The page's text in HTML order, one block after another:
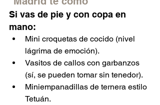
Si vas de pie y con copa en
mano:
Mini croquetas de cocido (nivel
lágrima de emoción).
Vasitos de callos con garbanzos
(sí, se pueden tomar sin tenedor).
Miniempanadillas de ternera estilo
Tetuán.